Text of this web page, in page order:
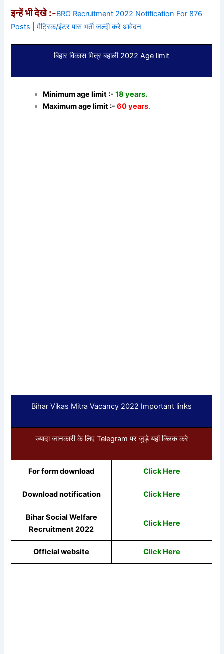
इन्हें भी देखे :-BRO Recruitment 2022 Notification For 876
Posts | मैट्रिक/इंटर पास भर्ती जल्दी करे आवेदन
बिहार विकास मित्र बहाली 2022 Age limit
Minimum age limit :-18 years.
Maximum age limit :-60 years.
Bihar Vikas Mitra Vacancy 2022 Important links
ज्यादा जानकारी के लिए Telegram पर जुड़े यहाँ क्लिक करे
For form download Click Here
Download notification Click Here
Bihar Social Welfare
Recruitment 2022
Click Here
Official website Click Here